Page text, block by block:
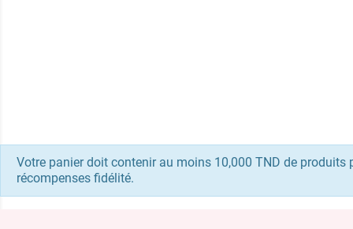
Votre panier doit contenir au moins 10,000 TND de produits
récompenses fidélité.